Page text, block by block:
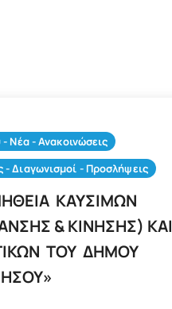
Νέα - Ανακοινώσεις
- Διαγωνισμοί - Προσλήψεις
ΚΑΥΣΙΜΩΝ
& ΚΙΝΗΣΗΣ) ΚΑΙ
ΤΟΥ ΔΗΜΟΥ